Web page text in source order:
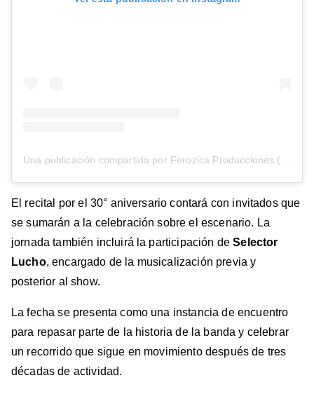
El recital por el 30° aniversario contará con invitados que
se sumarán a la celebración sobre el escenario. La
jornada también incluirá la participación deSelector
Lucho, encargado de la musicalización previa y
posterior al show.
La fecha se presenta como una instancia de encuentro
para repasar parte de la historia de la banda y celebrar
un recorrido que sigue en movimiento después de tres
décadas de actividad.